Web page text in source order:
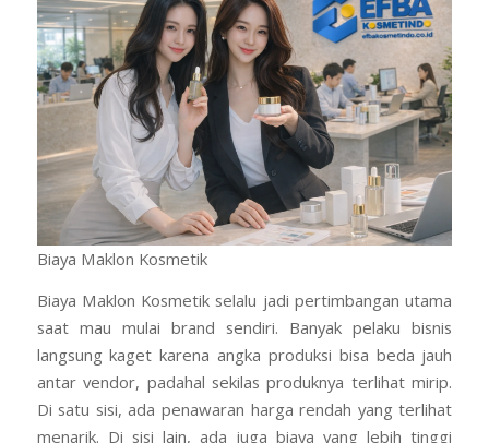
Biaya Maklon Kosmetik
Biaya Maklon Kosmetik selalu jadi pertimbangan utama
saat mau mulai brand sendiri. Banyak pelaku bisnis
langsung kaget karena angka produksi bisa beda jauh
antar vendor, padahal sekilas produknya terlihat mirip.
Di satu sisi, ada penawaran harga rendah yang terlihat
menarik. Di sisi lain, ada juga biaya yang lebih tinggi